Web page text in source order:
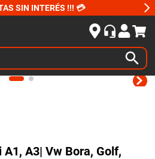
SIN INTERÉS !!! 💳
A1, A3| Vw Bora, Golf,